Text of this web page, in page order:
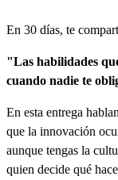
En 30 días, te
"Las habilidades
cuando nadie te
En esta entrega
que la innovación
aunque tengas la
quien decide qué